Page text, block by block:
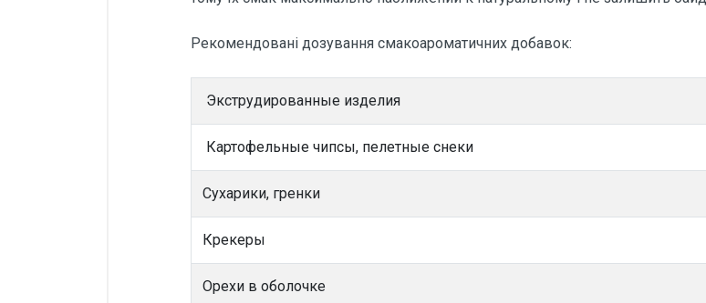
Рекомендовані дозування смакоароматичних добавок:
Экструдированные изделия
Картофельные чипсы, пелетные снеки
Сухарики, гренки
Крекеры
Орехи в оболочке